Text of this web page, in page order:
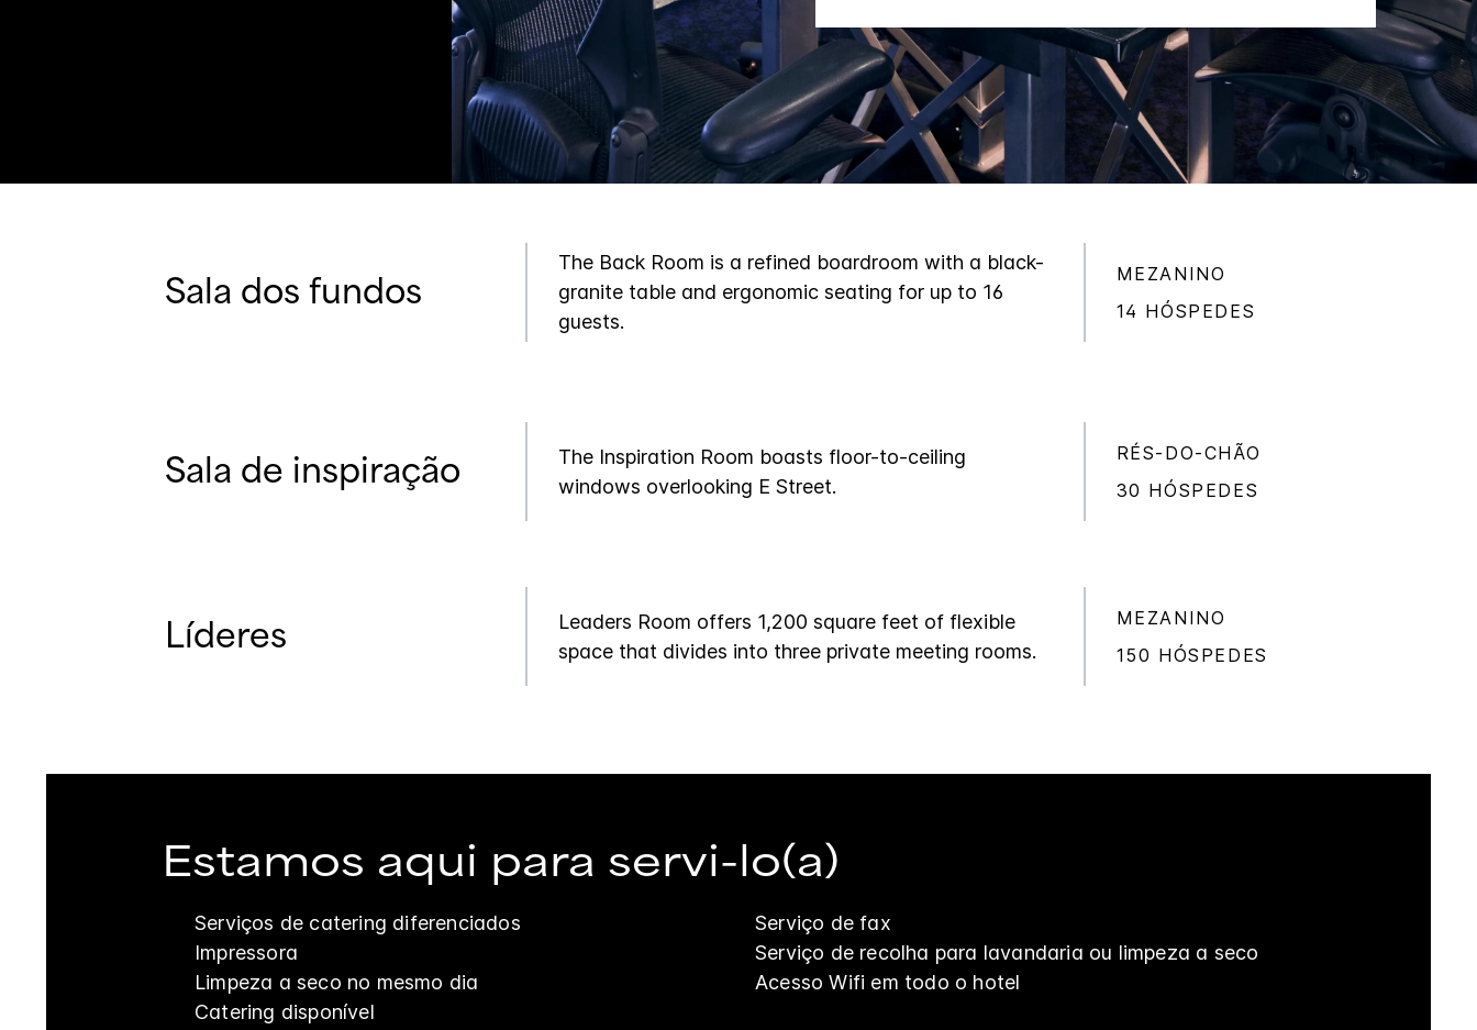
Sala dos fundos
The Back Room is a refined boardroom with a black-
granite table and ergonomic seating for up to 16
guests.
MEZANINO
14 HÓSPEDES
Sala de inspiração
The Inspiration Room boasts floor-to-ceiling
windows overlooking E Street.
RÉS-DO-CHÃO
30 HÓSPEDES
Líderes
Leaders Room offers 1,200 square feet of flexible
space that divides into three private meeting rooms.
MEZANINO
150 HÓSPEDES
Estamos aqui para servi-lo(a)
Serviços de catering diferenciados
Serviço de fax
Impressora
Serviço de recolha para lavandaria ou limpeza a seco
Limpeza a seco no mesmo dia
Acesso Wifi em todo o hotel
Catering disponível